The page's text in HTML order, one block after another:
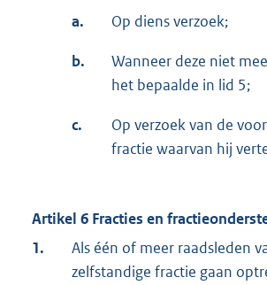
a. Op diens verzoek;
b.
Wanneer deze niet
het bepaalde in lid 5;
c.
Op verzoek van de
fractie waarvan hij
Artikel 6 Fracties en
1.
Als één of meer raadsleden
zelfstandige fractie gaan